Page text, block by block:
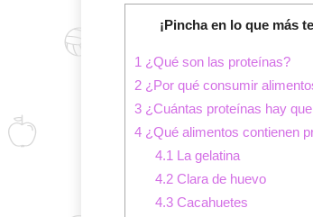
¡Pincha en lo que más
1 ¿Qué son las proteínas?
2 ¿Por qué consumir
3 ¿Cuántas proteínas hay
4 ¿Qué alimentos contienen
4.1 La gelatina
4.2Clara de huevo
4.3Cacahuetes